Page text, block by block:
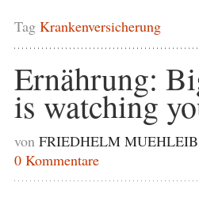
Tag Krankenversicherung
Ernährung:
is watching
von FRIEDHELM MUEHLEIB
0 Kommentare